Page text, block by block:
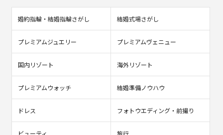
婚約指輪・結婚指輪さがし 結婚式場さがし
プレミアムジュエリー プレミアムヴェニュー
国内リゾート 海外リゾート
プレミアムウォッチ 結婚準備ノウハウ
ドレス フォトウエディング・前撮り
ビューティ 旅行